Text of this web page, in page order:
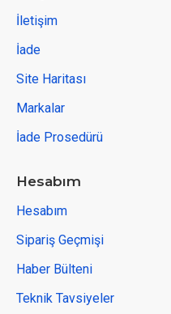
İletişim
İade
Site Haritası
Markalar
İade Prosedürü
Hesabım
Hesabım
Sipariş Geçmişi
Haber Bülteni
Teknik Tavsiyeler